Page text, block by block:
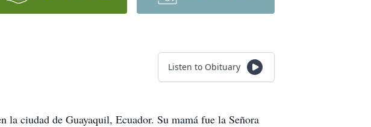
Listen to Obituary
ciudad de Guayaquil, Ecuador. Su mamá fue la Señora